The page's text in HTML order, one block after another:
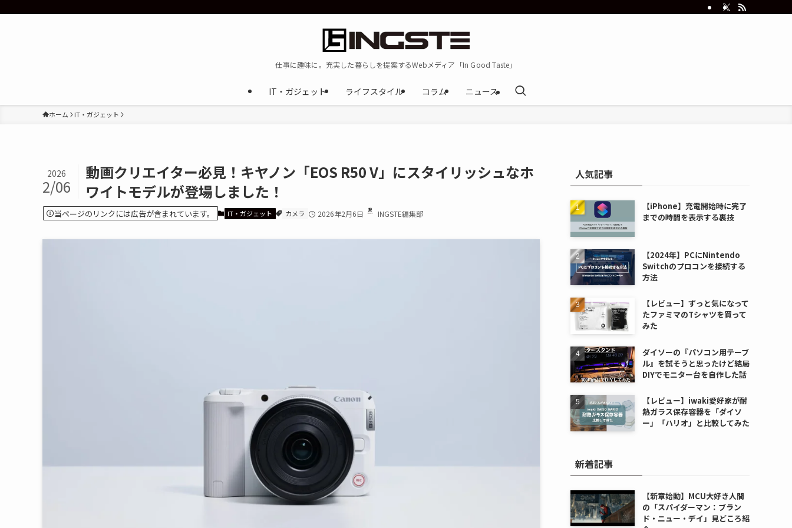
仕事に趣味に。充実した暮らしを提案するWebメディア「In Good Taste」
IT・ガジェット ライフスタイル コラム ニュース
ホーム IT・ガジェット
動画クリエイター必見！キヤノン「EOS R50 V」にスタイリッシュなホ
ワイトモデルが登場しました！
2026
2/06
当ページのリンクには広告が含まれています。 IT・ガジェット カメラ 2026年2月6日 INGSTE編集部
人気記事
【iPhone】充電開始時に完了
までの時間を表示する裏技
【2024年】PCにNintendo
Switchのプロコンを接続する
方法
【レビュー】ずっと気になって
たファミマのTシャツを買って
みた
ダイソーの『パソコン用テーブ
ル』を試そうと思ったけど結局
DIYでモニター台を自作した話
【レビュー】iwaki愛好家が耐
熱ガラス保存容器を「ダイソ
ー」「ハリオ」と比較してみた
新着記事
【新章始動】MCU大好き人間
の「スパイダーマン：ブラン
ド・ニュー・デイ」見どころ紹